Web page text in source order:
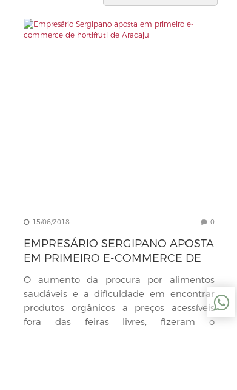
15/06/2018 0
EMPRESÁRIO SERGIPANO APOSTA
EM PRIMEIRO E-COMMERCE DE
O aumento da procura por alimentos
saudáveis e a dificuldade em encontrar
produtos orgânicos a preços acessíveis
fora das feiras livres, fizeram o